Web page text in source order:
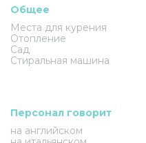
Общее
Места для курения
Отопление
Сад
Стиральная машина
Персонал говорит
на английском